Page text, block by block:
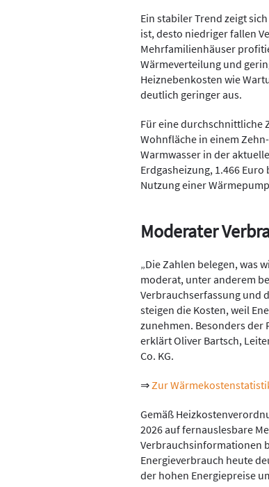
Ein stabiler Trend zeigt
ist, desto niedriger fallen
Mehrfamilienhäuser
Wärmeverteilung und
Heiznebenkosten wie
deutlich geringer aus.
Für eine durchschnittliche
Wohnfläche in einem
Warmwasser in der
Erdgasheizung, 1.466
Nutzung einer
Moderater
„Die Zahlen belegen, was
moderat, unter anderem
Verbrauchserfassung und
steigen die Kosten, weil
zunehmen. Besonders der
erklärt Oliver Bartsch,
Co. KG.
⇒Zur
Gemäß
2026 auf fernauslesbare
Verbrauchsinformationen
Energieverbrauch heute
der hohen Energiepreise